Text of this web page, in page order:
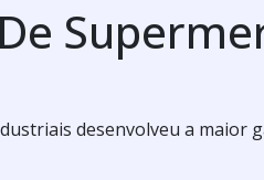
desenvolveu a maior